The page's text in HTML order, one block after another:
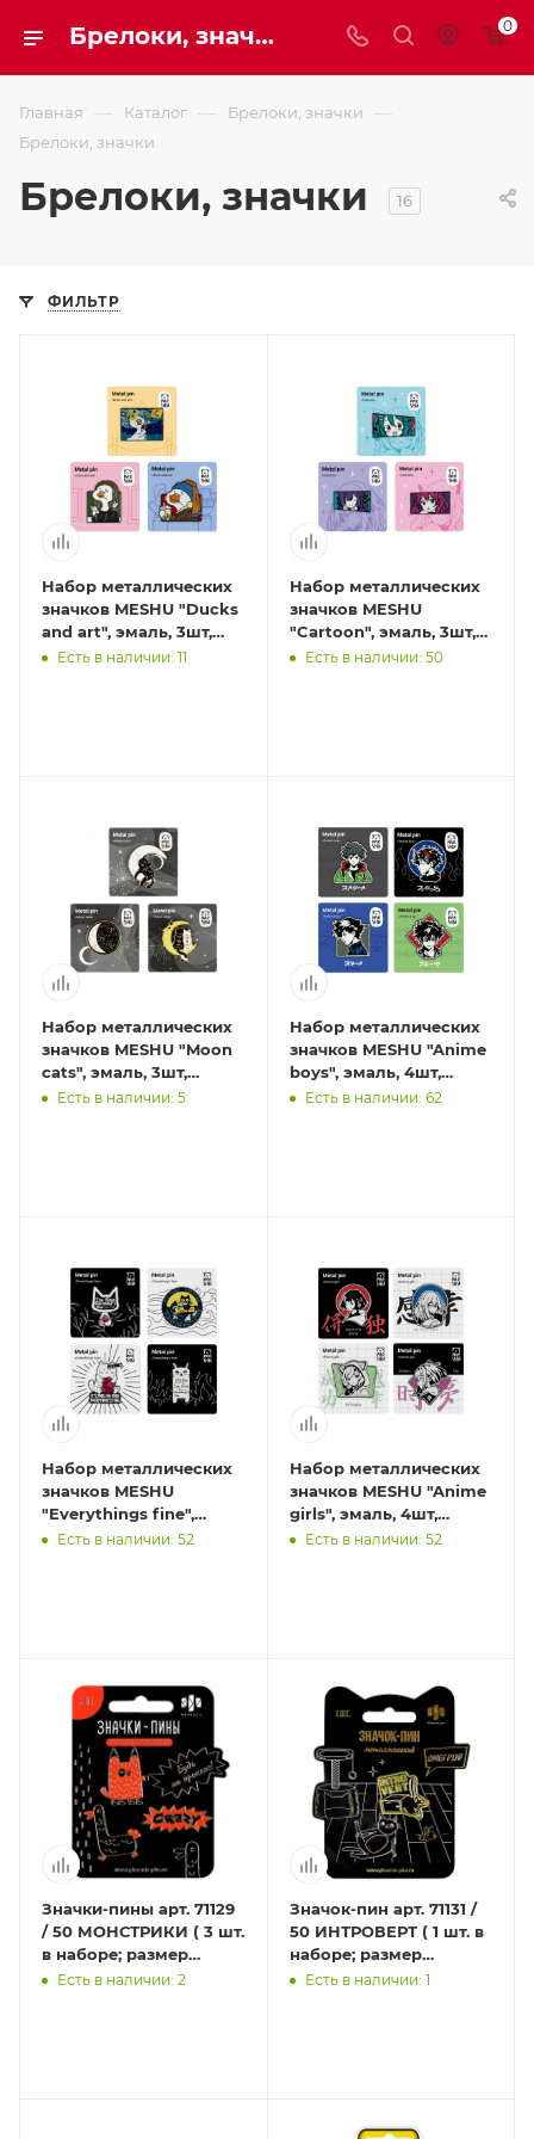
Брелоки, значки 0
Главная — Каталог — Брелоки, значки —
Брелоки, значки
Брелоки, значки 16
ФИЛЬТР
Набор металлических
значков MESHU "Ducks
and art", эмаль, 3шт,
картонная подложка,
Есть в наличии: 11
Набор металлических
значков MESHU
"Cartoon", эмаль, 3шт,
картонная подложка,
Есть в наличии: 50
Набор металлических
значков MESHU "Moon
cats", эмаль, 3шт,
картонная подложка,
Есть в наличии: 5
Набор металлических
значков MESHU "Anime
boys", эмаль, 4шт,
картонная подложка,
Есть в наличии: 62
Набор металлических
значков MESHU
"Everythings fine",
эмаль, 4шт, картонная
Есть в наличии: 52
Набор металлических
значков MESHU "Anime
girls", эмаль, 4шт,
картонная подложка,
Есть в наличии: 52
Значки-пины арт. 71129
/ 50 МОНСТРИКИ ( 3 шт.
в наборе; размер
значка/-ов:
Есть в наличии: 2
Значок-пин арт. 71131 /
50 ИНТРОВЕРТ ( 1 шт. в
наборе; размер
значка/-ов: 29х29 мм,
Есть в наличии: 1